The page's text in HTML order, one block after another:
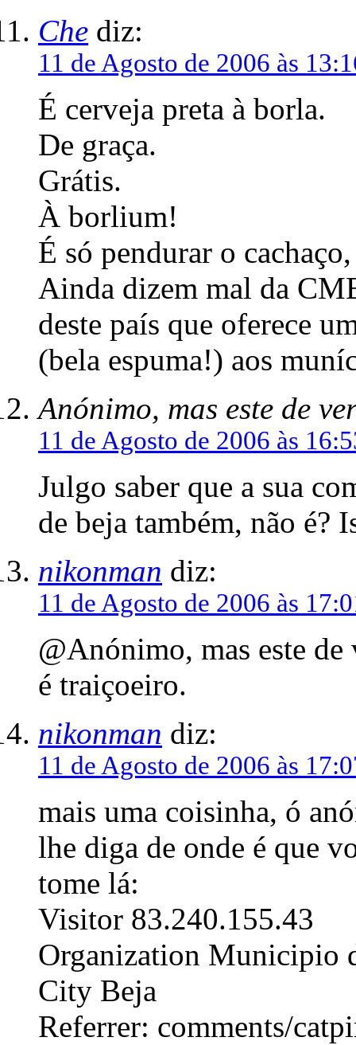
Che diz:
11 de Agosto de 2006 às
É cerveja preta à borla.
De graça.
Grátis.
À borlium!
É só pendurar o
Ainda dizem mal da
deste país que oferece
(bela espuma!) aos
Anónimo, mas este de
11 de Agosto de 2006 às
Julgo saber que a sua
de beja também, não
nikonman diz:
11 de Agosto de 2006 às
@Anónimo, mas este
é traiçoeiro.
nikonman diz:
11 de Agosto de 2006 às
mais uma coisinha, ó
lhe diga de onde é que
tome lá:
Visitor 83.240.155.43
Organization Municipio
City Beja
Referrer: comments/